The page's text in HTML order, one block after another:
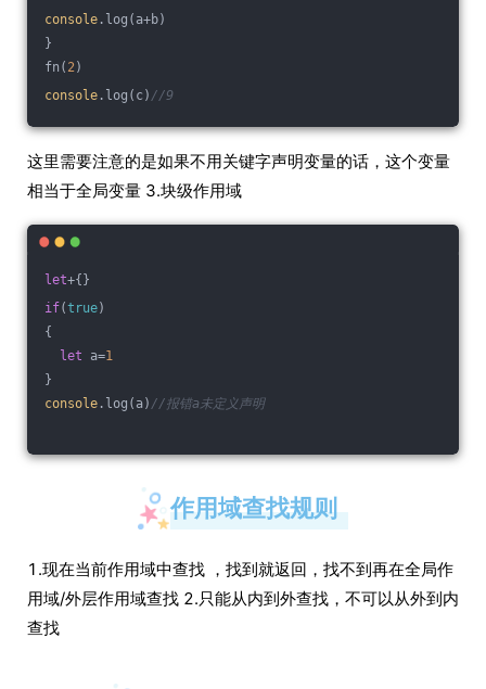
console .log(a+b)
}
fn( 2)
console .log(c) //9
这里需要注意的是如果不用关键字声明变量的话，这个变量
相当于全局变量 3.块级作用域
let+{}
if(true)
{
let a=1
}
console .log(a) //报错a未定义声明
作用域查找规则
1.现在当前作用域中查找 ，找到就返回，找不到再在全局作
用域/外层作用域查找 2.只能从内到外查找，不可以从外到内
查找